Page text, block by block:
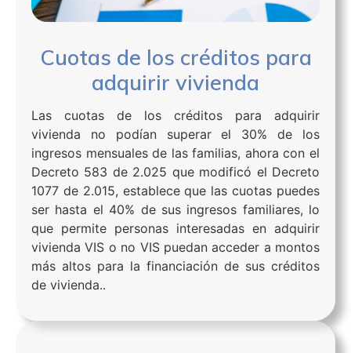
Cuotas de los créditos para
adquirir vivienda
Las cuotas de los créditos para adquirir
vivienda no podían superar el 30% de los
ingresos mensuales de las familias, ahora con el
Decreto 583 de 2.025 que modificó el Decreto
1077 de 2.015, establece que las cuotas puedes
ser hasta el 40% de sus ingresos familiares, lo
que permite personas interesadas en adquirir
vivienda VIS o no VIS puedan acceder a montos
más altos para la financiación de sus créditos
de vivienda..